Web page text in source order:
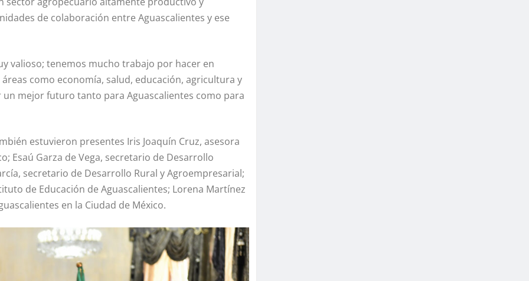
de colaboración entre Aguascalientes y ese
valioso; tenemos mucho trabajo por hacer en
como economía, salud, educación, agricultura y
mejor futuro tanto para Aguascalientes como para
estuvieron presentes Iris Joaquín Cruz, asesora
Esaú Garza de Vega, secretario de Desarrollo
secretario de Desarrollo Rural y Agroempresarial;
de Educación de Aguascalientes; Lorena Martínez
en la Ciudad de México.